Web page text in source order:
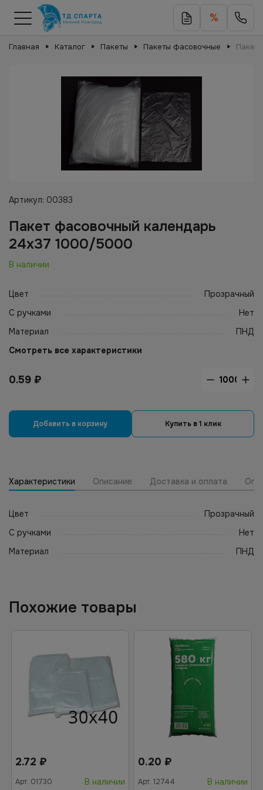
%
Главная Каталог Пакеты Пакеты фасовочные Пакет
Артикул: 00383
Пакет фасовочный календарь
24х37 1000/5000
В наличии
Цвет
Прозрачный
С ручками
Нет
Материал
ПНД
Смотреть все характеристики
0.59 ₽
Добавить в корзину Купить в 1 клик
Характеристики Описание Доставка и оплата
Цвет
Прозрачный
С ручками
Нет
Материал
ПНД
Похожие товары
2.72 ₽
Арт. 01730
В наличии
0.20 ₽
Арт. 12744
В наличии